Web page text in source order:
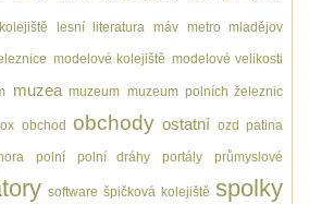
lesní literatura máv metro mladějov
modelové kolejiště modelové velikosti
muzea muzeum muzeum polních železnic
obchod obchody ostatní ozd patina
polní polní dráhy portály průmyslové
software špičková kolejiště spolky